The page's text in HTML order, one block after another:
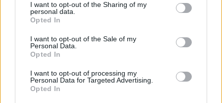
I want to opt-out of the Sharing of my
personal data.
Opted In
I want to opt-out of the Sale of my
Personal Data.
Opted In
I want to opt-out of processing my
Personal Data for Targeted Advertising.
Opted In